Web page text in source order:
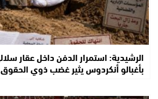
الرشيدية: استمرار الدفن داخل عقار
بأغبالو أنكردوس يثير غضب ذوي